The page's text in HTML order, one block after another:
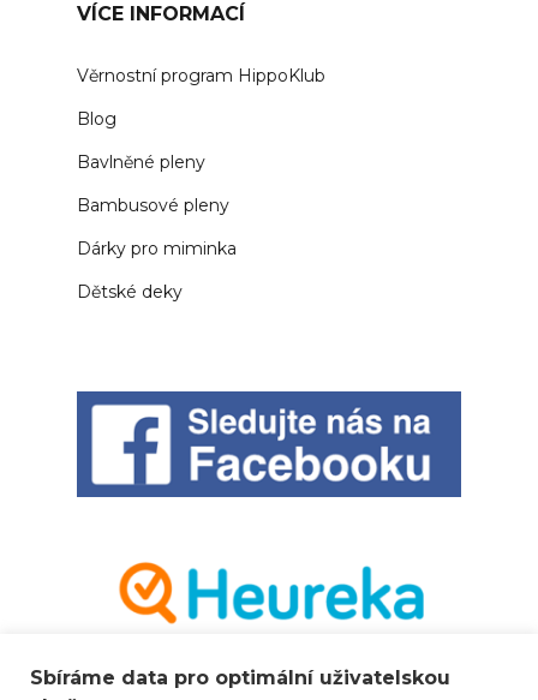
VÍCE INFORMACÍ
Věrnostní program HippoKlub
Blog
Bavlněné pleny
Bambusové pleny
Dárky pro miminka
Dětské deky
Sbíráme data pro optimální uživatelskou